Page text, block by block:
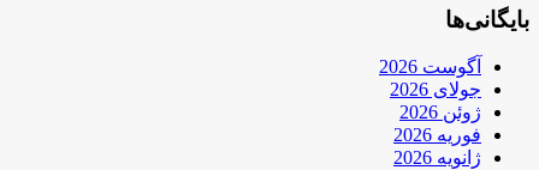
بایگانی‌ها
آگوست 2026
جولای 2026
ژوئن 2026
فوریه 2026
ژانویه 2026